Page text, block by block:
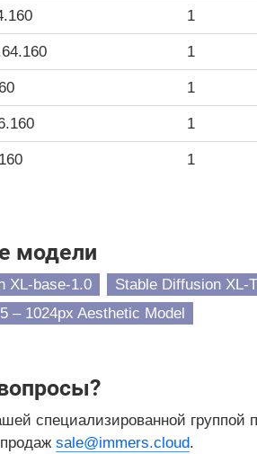
1
1
1
1
1
модели
XL-base-1.0 Stable Diffusion XL-
– 1024px Aesthetic Model
специализированной группой
sale@immers.cloud.